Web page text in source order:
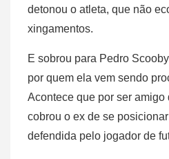
detonou o atleta, que não
xingamentos.
E sobrou para Pedro
por quem ela vem sendo
Acontece que por ser amigo
cobrou o ex de se
defendida pelo jogador de